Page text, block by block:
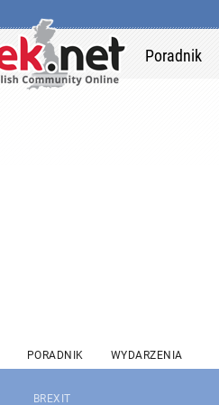
Poradnik
PORADNIK WYDARZENIA
BREXIT